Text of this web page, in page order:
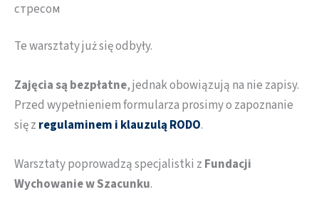
стресом
Te warsztaty już się odbyły.
Zajęcia są bezpłatne, jednak obowiązują na nie zapisy.
Przed wypełnieniem formularza prosimy o zapoznanie
się z regulaminem i klauzulą RODO.
Warsztaty poprowadzą specjalistki z Fundacji
Wychowanie w Szacunku.